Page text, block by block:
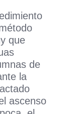
que
de
la
ascenso